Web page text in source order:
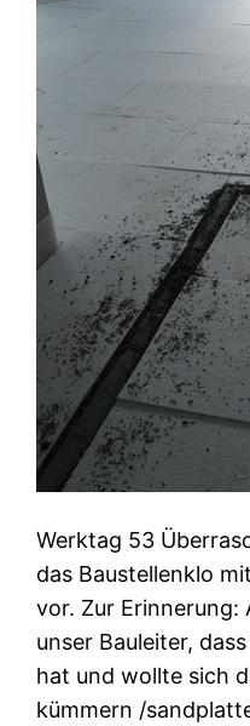
Werktag 53
das Baustellenklo
vor. Zur Erinnerung:
unser Bauleiter,
hat und wollte sich
kümmern /